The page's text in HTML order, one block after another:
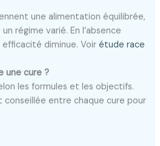
une alimentation équilibrée,
régime varié. En l’absence
efficacité diminue. Voirétude race
une cure ?
les formules et les objectifs.
conseillée entre chaque cure pour